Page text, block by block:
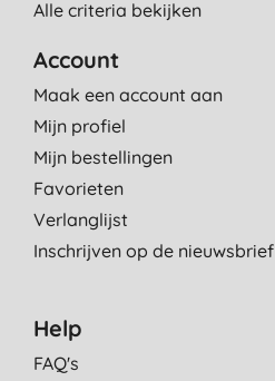
Alle criteria bekijken
Account
Maak een account aan
Mijn profiel
Mijn bestellingen
Favorieten
Verlanglijst
Inschrijven op de nieuwsbrief
Help
FAQ's